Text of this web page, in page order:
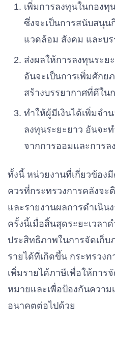
เพิ่มการลงทุนในกองทุ
ซึ่งจะเป็นการสนับสนุน
แวดล้อม สังคม และบ
ส่งผลให้การลงทุนระ
อันจะเป็นการเพิ่มศัก
สร้างบรรยากาศที่ดีใน
ทำให้ผู้มีเงินได้เพิ่มจำ
ลงทุนระยะยาว อันจะ
จากการออมและการล
ทั้งนี้ หน่วยงานที่เกี่ยวข้อง
ควรที่กระทรวงการคลังจ
และรายงานผลการดำเนิ
ครั้งนี้เมื่อสิ้นสุดระยะเวลา
ประสิทธิภาพในการจัดเก็บ
รายได้ที่เกิดขึ้น กระทรวง
เพิ่มรายได้ภาษีเพื่อให้การ
หมายและเพื่อป้องกันความ
อนาคตต่อไปด้วย